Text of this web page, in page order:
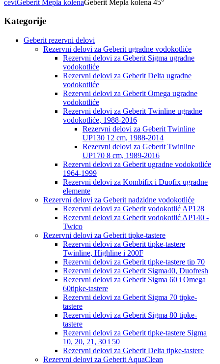
ceviGeberit Mepla kolenaGeberit Mepla kolena 45°
Kategorije
Geberit rezervni delovi
Rezervni delovi za Geberit ugradne vodokotliće
Rezervni delovi za Geberit Sigma ugradne
vodokotliće
Rezervni delovi za Geberit Delta ugradne
vodokotliće
Rezervni delovi za Geberit Omega ugradne
vodokotliće
Rezervni delovi za Geberit Twinline ugradne
vodokotliće, 1988-2016
Rezervni delovi za Geberit Twinline
UP130 12 cm, 1988-2014
Rezervni delovi za Geberit Twinline
UP170 8 cm, 1989-2016
Rezervni delovi za Geberit ugradne vodokotliće
1964-1999
Rezervni delovi za Kombifix i Duofix ugradne
elemente
Rezervni delovi za Geberit nadzidne vodokotliće
Rezervni delovi za Geberit vodokotlić AP128
Rezervni delovi za Geberit vodokotlić AP140 -
Twico
Rezervni delovi za Geberit tipke-tastere
Rezervni delovi za Geberit tipke-tastere
Twinline, Highline i 200F
Rezervni delovi za Geberit tipke-tastere tip 70
Rezervni delovi za Geberit Sigma40, Duofresh
Rezervni delovi za Geberit Sigma 60 i Omega
60tipke-tastere
Rezervni delovi za Geberit Sigma 70 tipke-
tastere
Rezervni delovi za Geberit Sigma 80 tipke-
tastere
Rezervni delovi za Geberit tipke-tastere Sigma
10, 20, 21, 30 i 50
Rezervni delovi za Geberit Delta tipke-tastere
Rezervni delovi za Geberit AquaClean